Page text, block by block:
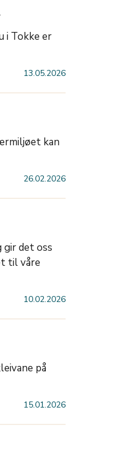
i Tokke er
13.05.2026
kan
26.02.2026
gir det oss
til våre
10.02.2026
på
15.01.2026